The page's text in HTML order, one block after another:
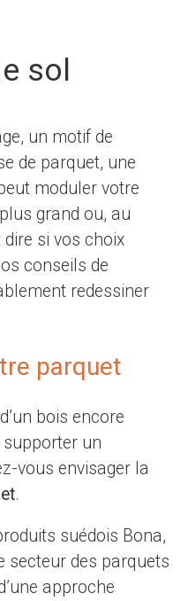
sol
un motif de
de parquet, une
moduler votre
grand ou, au
dire si vos choix
conseils de
redessiner
parquet
bois encore
un
vous envisager la
.
suédois Bona,
secteur des parquets
approche